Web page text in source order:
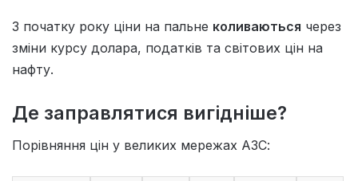
З початку року ціни на пальне коливаються через
зміни курсу долара, податків та світових цін на
нафту.
Де заправлятися вигідніше?
Порівняння цін у великих мережах АЗС: